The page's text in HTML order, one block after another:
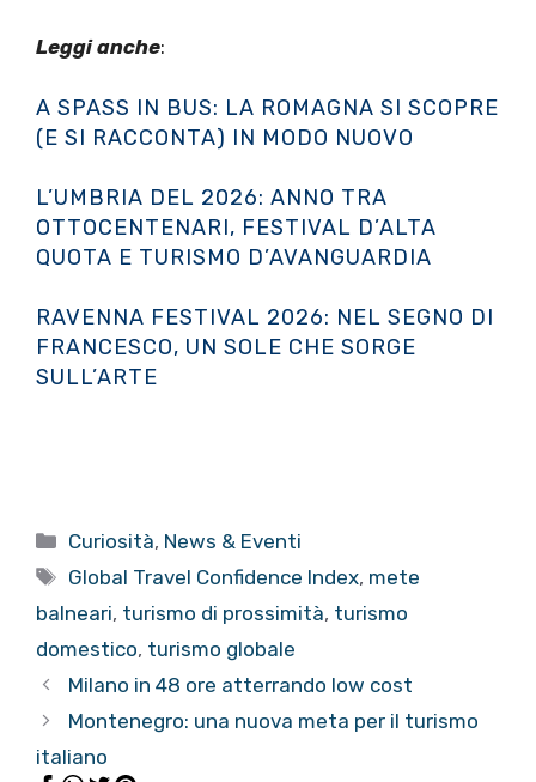
Leggi anche:
A SPASS IN BUS: LA ROMAGNA SI SCOPRE
(E SI RACCONTA) IN MODO NUOVO
L’UMBRIA DEL 2026: ANNO TRA
OTTOCENTENARI, FESTIVAL D’ALTA
QUOTA E TURISMO D’AVANGUARDIA
RAVENNA FESTIVAL 2026: NEL SEGNO DI
FRANCESCO, UN SOLE CHE SORGE
SULL’ARTE
Categorie
Curiosità, News & Eventi
Tag
Global Travel Confidence Index, mete
balneari, turismo di prossimità, turismo
domestico, turismo globale
Milano in 48 ore atterrando low cost
Montenegro: una nuova meta per il turismo
italiano